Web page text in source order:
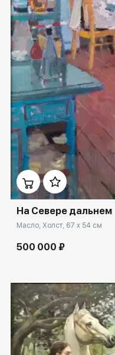
Домен:
На Севере дальнем
Масло, Холст, 67 x 54 см
500 000 ₽